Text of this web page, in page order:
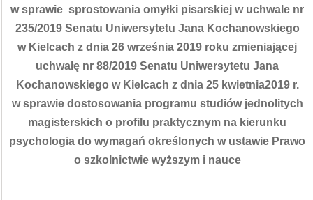
w sprawie sprostowania omyłki pisarskiej w uchwale nr
235/2019 Senatu Uniwersytetu Jana Kochanowskiego
w Kielcach z dnia 26 września 2019 roku zmieniającej
uchwałę nr 88/2019 Senatu Uniwersytetu Jana
Kochanowskiego w Kielcach z dnia 25 kwietnia2019 r.
w sprawie dostosowania programu studiów jednolitych
magisterskich o profilu praktycznym na kierunku
psychologia do wymagań określonych w ustawie Prawo
o szkolnictwie wyższym i nauce